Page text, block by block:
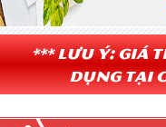
*** Lưu ý:
dụng tại